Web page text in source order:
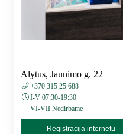
Alytus, Jaunimo g. 22
+370 315 25 688
I-V 07:30-19:30
VI-VII Nedirbame
Registracija internetu